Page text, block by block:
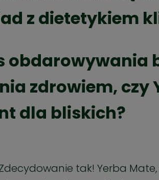
z dietetykiem
obdarowywania
zdrowiem, czy
dla bliskich?
tak! Yerba